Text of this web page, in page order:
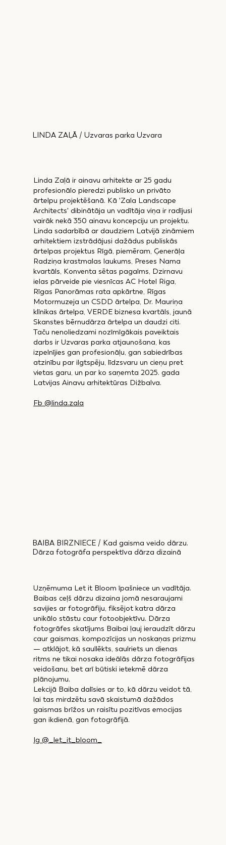
LINDA ZAĻĀ / Uzvaras parka Uzvara
Linda Zaļā ir ainavu arhitekte ar 25 gadu
profesionālo pieredzi publisko un privāto
ārtelpu projektēšanā. Kā 'Zala Landscape
Architects' dibinātāja un vadītāja viņa ir radījusi
vairāk nekā 350 ainavu koncepciju un projektu.
Linda sadarbībā ar daudziem Latvijā zināmiem
arhitektiem izstrādājusi dažādus publiskās
ārtelpas projektus Rīgā, piemēram, Ģenerāļa
Radziņa krastmalas laukums, Preses Nama
kvartāls, Konventa sētas pagalms, Dzirnavu
ielas pārveide pie viesnīcas AC Hotel Riga,
Rīgas Panorāmas rata apkārtne, Rīgas
Motormuzeja un CSDD ārtelpa, Dr. Mauriņa
klīnikas ārtelpa, VERDE biznesa kvartāls, jaunā
Skanstes bērnudārza ārtelpa un daudzi citi.
Taču nenoliedzami nozīmīgākais paveiktais
darbs ir Uzvaras parka atjaunošana, kas
izpelnījies gan profesionāļu, gan sabiedrības
atzinību par ilgtspēju, līdzsvaru un cieņu pret
vietas garu, un par ko saņemta 2025. gada
Latvijas Ainavu arhitektūras Dižbalva.
Fb @linda.zala
BAIBA BIRZNIECE / Kad gaisma veido dārzu.
Dārza fotogrāfa perspektīva dārza dizainā
Uzņēmuma Let it Bloom īpašniece un vadītāja.
Baibas ceļš dārzu dizaina jomā nesaraujami
savijies ar fotogrāfiju, fiksējot katra dārza
unikālo stāstu caur fotoobjektīvu. Dārza
fotogrāfes skatījums Baibai ļauj ieraudzīt dārzu
caur gaismas, kompozīcijas un noskaņas prizmu
— atklājot, kā saullēkts, saulriets un dienas
ritms ne tikai nosaka ideālās dārza fotogrāfijas
veidošanu, bet arī būtiski ietekmē dārza
plānojumu.
Lekcijā Baiba dalīsies ar to, kā dārzu veidot tā,
lai tas mirdzētu savā skaistumā dažādos
gaismas brīžos un raisītu pozitīvas emocijas
gan ikdienā, gan fotogrāfijā.
Ig @_let_it_bloom_